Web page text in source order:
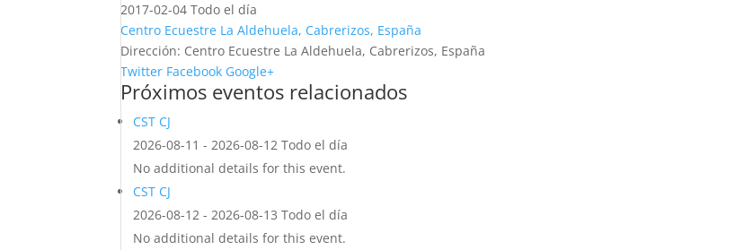
2017-02-04 Todo el día
Centro Ecuestre La Aldehuela, Cabrerizos, España
Dirección: Centro Ecuestre La Aldehuela, Cabrerizos, España
Twitter Facebook Google+
Próximos eventos relacionados
CST CJ
2026-08-11 - 2026-08-12 Todo el día
No additional details for this event.
CST CJ
2026-08-12 - 2026-08-13 Todo el día
No additional details for this event.